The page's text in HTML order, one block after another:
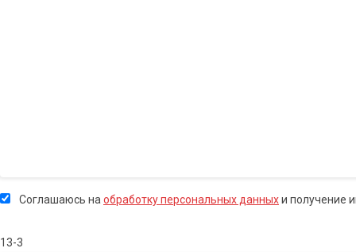
Соглашаюсь наобработку персональных данныхи получение
13-3